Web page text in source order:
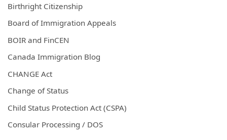
Birthright Citizenship
Board of Immigration Appeals
BOIR and FinCEN
Canada Immigration Blog
CHANGE Act
Change of Status
Child Status Protection Act (CSPA)
Consular Processing / DOS